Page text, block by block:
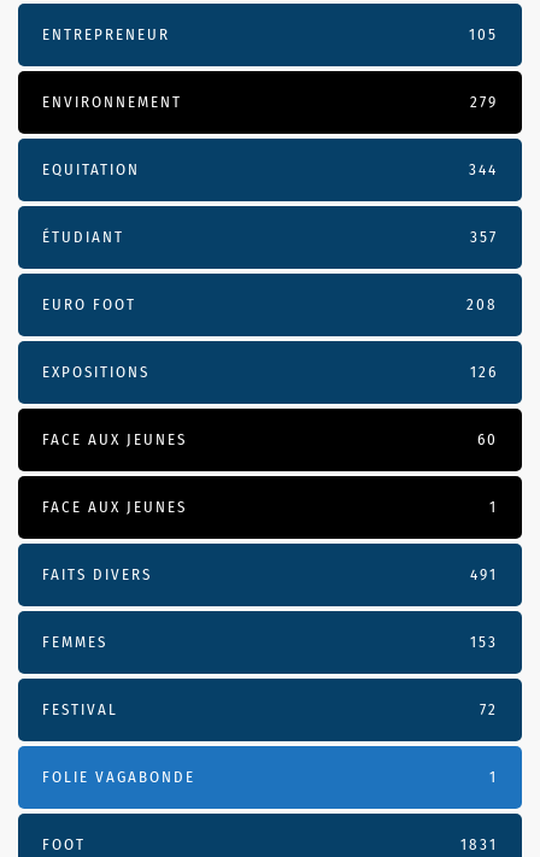
ENTREPRENEUR 105
ENVIRONNEMENT 279
EQUITATION 344
ÉTUDIANT 357
EURO FOOT 208
EXPOSITIONS 126
FACE AUX JEUNES 60
FACE AUX JEUNES 1
FAITS DIVERS 491
FEMMES 153
FESTIVAL 72
FOLIE VAGABONDE 1
FOOT 1831